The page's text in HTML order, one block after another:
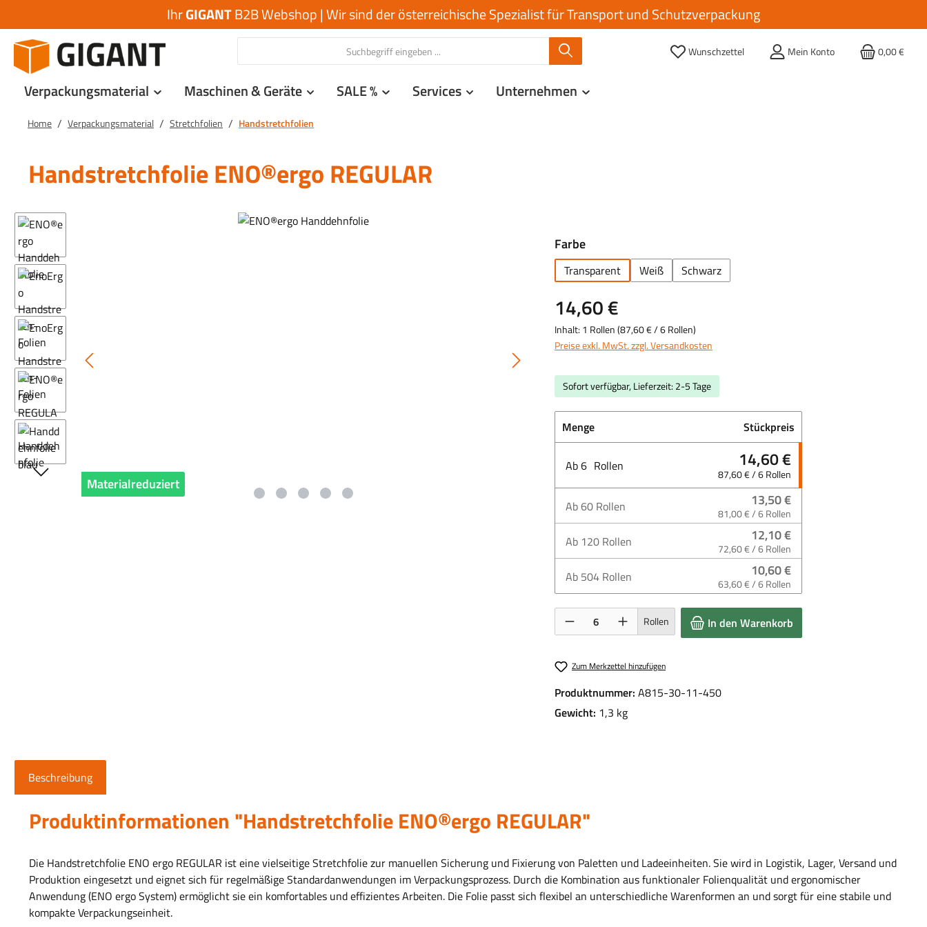
IhrGIGANTB2B Webshop | Wir sind der österreichische Spezialist für Transport und Schutzverpackung
Wunschzettel Mein Konto 0,00 €
Verpackungsmaterial Maschinen & Geräte SALE % Services Unternehmen
Home / Verpackungsmaterial / Stretchfolien / Handstretchfolien
Handstretchfolie ENO®ergo REGULAR
Bildergalerie überspringen
Materialreduziert
Farbeauswählen
Transparent Weiß Schwarz
14,60 €
Inhalt: 1 Rollen(87,60 €/ 6 Rollen)
Preise exkl. MwSt. zzgl. Versandkosten
Sofort verfügbar, Lieferzeit: 2-5 Tage
Menge Stückpreis
Ab6 Rollen 14,60 €
87,60 € / 6 Rollen
Ab60 Rollen 13,50 €
81,00 € / 6 Rollen
Ab 120 Rollen 12,10 €
72,60 € / 6 Rollen
Ab 504 Rollen 10,60 €
63,60 € / 6 Rollen
Produkt Anzahl: Gib den gewünschten Wert ein oder benutze die Schaltflächen um die
Rollen In den Warenkorb
Zum Merkzettel hinzufügen
Produktnummer: A815-30-11-450
Gewicht: 1,3 kg
Beschreibung
Produktinformationen "Handstretchfolie ENO®ergo REGULAR"
Die Handstretchfolie ENO ergo REGULAR ist eine vielseitige Stretchfolie zur manuellen Sicherung und Fixierung von Paletten und Ladeeinheiten. Sie wird in Logistik, Lager, Versand und
Produktion eingesetzt und eignet sich für regelmäßige Standardanwendungen im Verpackungsprozess. Durch die Kombination aus funktionaler Folienqualität und ergonomischer
Anwendung (ENO ergo System) ermöglicht sie ein komfortables und effizientes Arbeiten. Die Folie passt sich flexibel an unterschiedliche Warenformen an und sorgt für eine stabile und
kompakte Verpackungseinheit.